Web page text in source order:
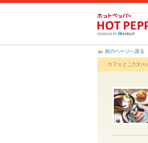
前のページへ戻る
カフェとこだわり